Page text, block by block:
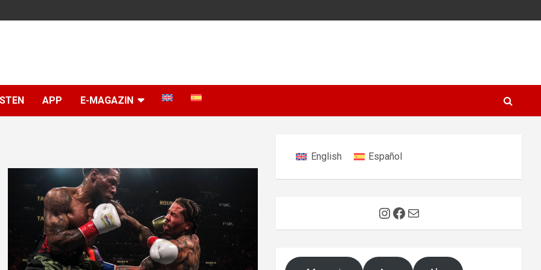
APP E-MAGAZIN
English Español
Instagram
Facebook
E-Mail